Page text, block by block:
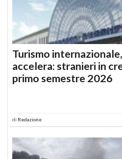
Turismo
accelera: stranieri in
primo semestre 2026
di Redazione